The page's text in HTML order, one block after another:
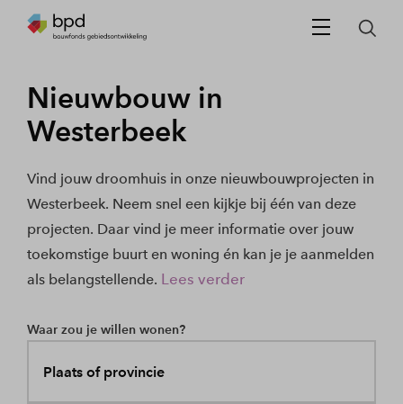
Nieuwbouw in
Westerbeek
Vind jouw droomhuis in onze nieuwbouwprojecten in
Westerbeek. Neem snel een kijkje bij één van deze
projecten. Daar vind je meer informatie over jouw
toekomstige buurt en woning én kan je je aanmelden
als belangstellende. Lees verder
Waar zou je willen wonen?
Plaats of provincie